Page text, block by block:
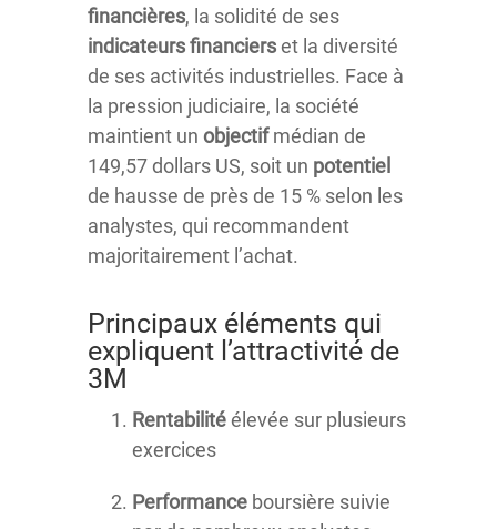
financières, la solidité de ses
indicateurs financierset la diversité
de ses activités industrielles. Face à
la pression judiciaire, la société
maintient un objectifmédian de
149,57 dollars US, soit un potentiel
de hausse de près de 15 % selon les
analystes, qui recommandent
majoritairement l’achat.
Principaux éléments qui
expliquent l’attractivité de
3M
Rentabilitéélevée sur plusieurs
exercices
Performance boursière suivie